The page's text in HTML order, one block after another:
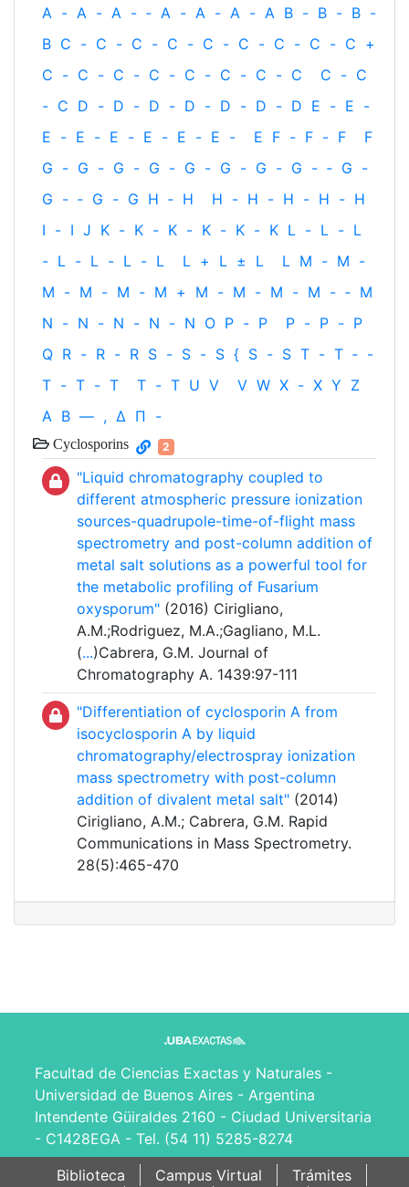
A - A - A - ‐ A - A - A - A B - B - B -
B C - C - C - C - C - C - C - C - C +
C - C - C - C - C - C - C - C C - C
- C D - D - D - D - D - D - D E - E -
E - E - E - E - E - E - E F - F - F
F
G - G - G - G - G - G - G - G - ‐ G -
G - ‐ G - G H ‐ H H - H - H - H - H
I - I J K - K - K - K - K - K L - L - L
- L - L - L - L L + L ± L L M - M -
M - M - M - M + M - M - M - M - ‐ M
N - N - N - N - N O P - P P - P - P
Q R - R - R S - S - S { S - S T - T ‐ -
T - T - T T - T U V V W X - X Y Z
Α Β — , Δ Π -
Cyclosporins 2
"Liquid chromatography coupled to
different atmospheric pressure ionization
sources-quadrupole-time-of-flight mass
spectrometry and post-column addition of
metal salt solutions as a powerful tool for
the metabolic profiling of Fusarium
oxysporum" (2016) Cirigliano,
A.M.;Rodriguez, M.A.;Gagliano, M.L.
(...)Cabrera, G.M. Journal of
Chromatography A. 1439:97-111
"Differentiation of cyclosporin A from
isocyclosporin A by liquid
chromatography/electrospray ionization
mass spectrometry with post-column
addition of divalent metal salt" (2014)
Cirigliano, A.M.; Cabrera, G.M. Rapid
Communications in Mass Spectrometry.
28(5):465-470
Facultad de Ciencias Exactas y Naturales -
Universidad de Buenos Aires - Argentina
Intendente Güiraldes 2160 - Ciudad Universitaria
- C1428EGA - Tel. (54 11) 5285-8274
Biblioteca
Campus Virtual Trámites